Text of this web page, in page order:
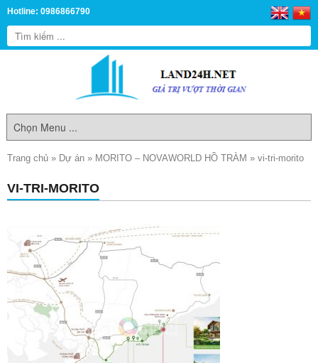
Hotline: 0986866790
Trang chủ » Dự án » MORITO – NOVAWORLD HỒ TRÀM » vi-tri-morito
VI-TRI-MORITO